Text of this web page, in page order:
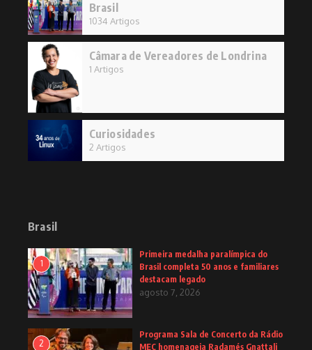
Brasil
1034 Artigos
Câmara de Vereadores de Londrina
1 Artigos
Curiosidades
2 Artigos
Brasil
1
Primeira medalha paralímpica do
Brasil completa 50 anos e familiares
destacam legado
agosto 7, 2026
2
Programa Sala de Concerto da Rádio
MEC homenageia Radamés Gnattali